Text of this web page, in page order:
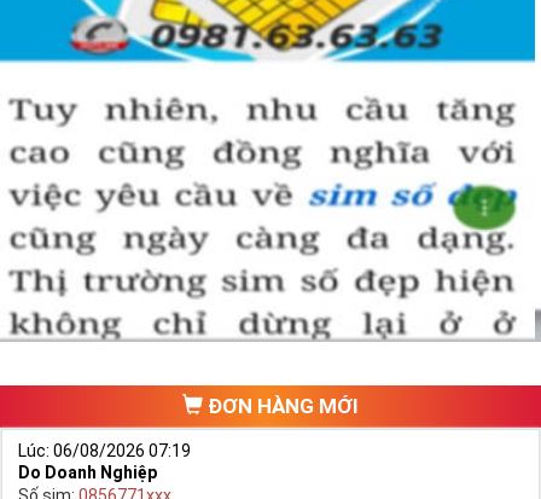
ĐƠN HÀNG MỚI
Lúc: 06/08/2026 07:19
Do Doanh Nghiệp
Số sim: 0856771xxx